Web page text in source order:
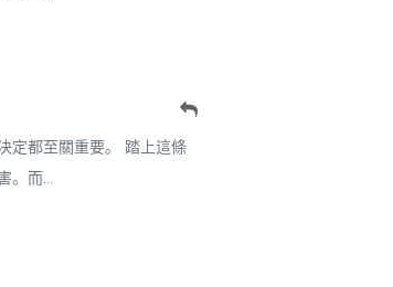
定都至關重要。 踏上這條
。而...